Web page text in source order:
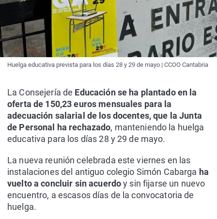
Huelga educativa prevista para los días 28 y 29 de mayo | CCOO Cantabria
La Consejería de Educación se ha plantado en la
oferta de 150,23 euros mensuales para la
adecuación salarial de los docentes, que la Junta
de Personal ha rechazado, manteniendo la huelga
educativa para los días 28 y 29 de mayo.
La nueva reunión celebrada este viernes en las
instalaciones del antiguo colegio Simón Cabarga ha
vuelto a concluir sin acuerdoy sin fijarse un nuevo
encuentro, a escasos días de la convocatoria de
huelga.